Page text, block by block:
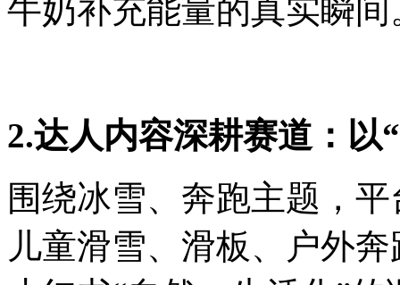
牛奶补充能量的真实瞬间
2.达人内容深耕赛道：以
围绕冰雪、奔跑主题，
儿童滑雪、滑板、户外